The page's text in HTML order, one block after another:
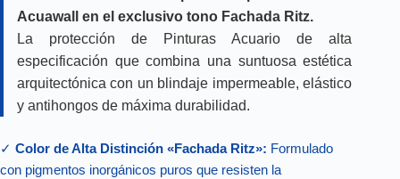
Acuawall en el exclusivo tono Fachada Ritz.
La protección de Pinturas Acuario de alta
especificación que combina una suntuosa estética
arquitectónica con un blindaje impermeable, elástico
y antihongos de máxima durabilidad.
✓ Color de Alta Distinción «Fachada Ritz»: Formulado
con pigmentos inorgánicos puros que resisten la